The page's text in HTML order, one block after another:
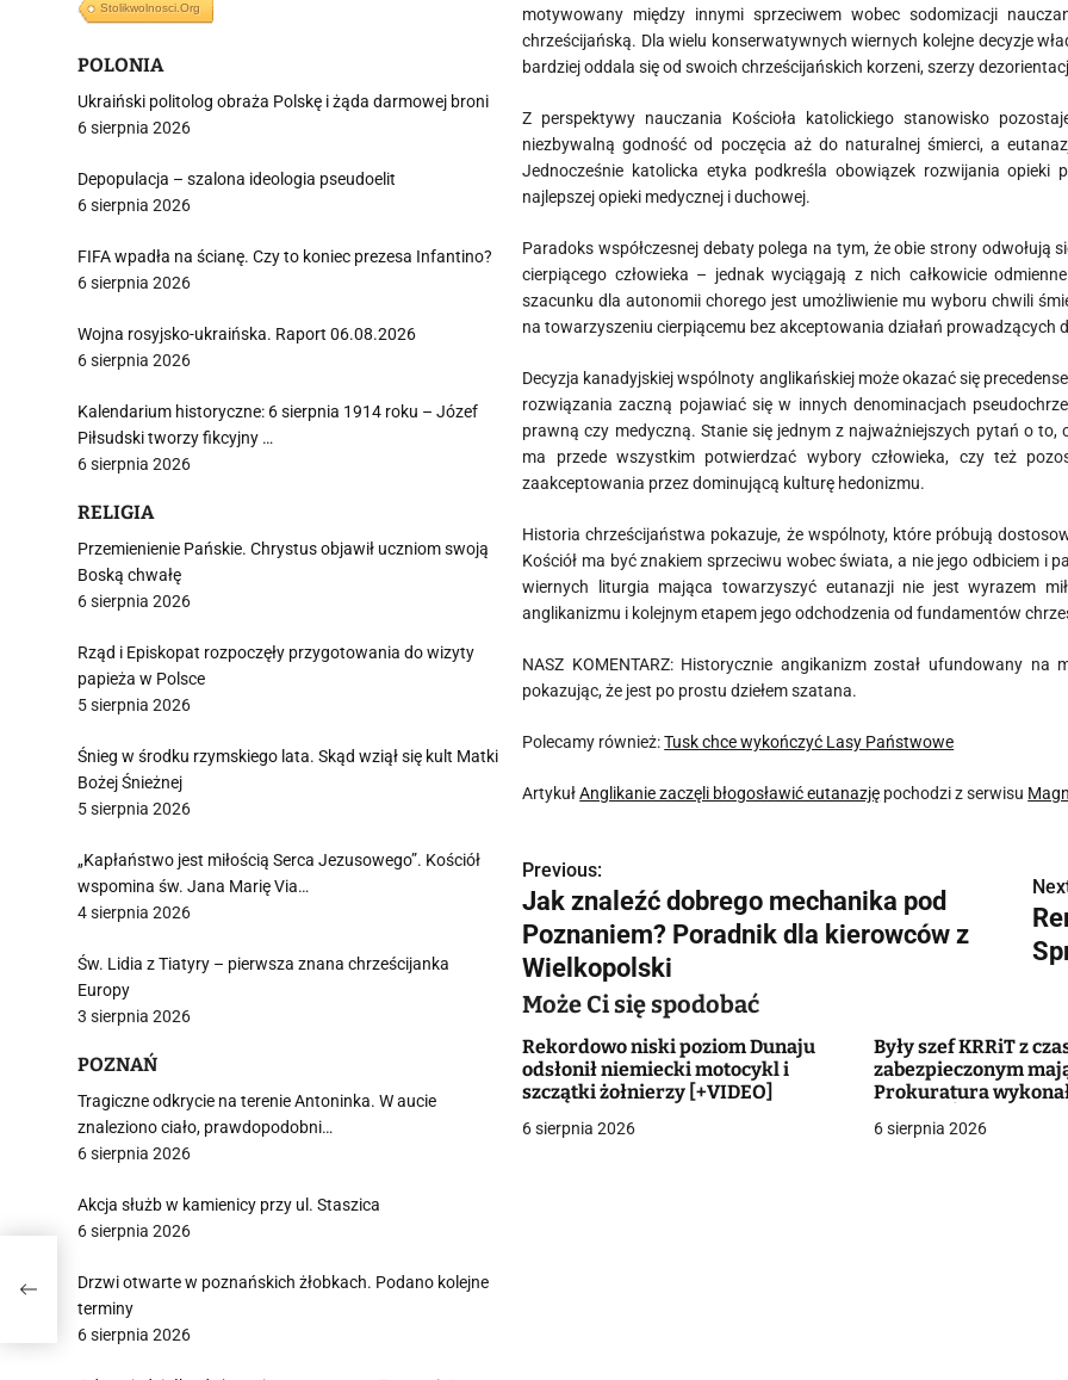
motywowany między innymi sprzeciwem wobec sodomizacji
chrześcijańską. Dla wielu konserwatywnych wiernych kolejne decyzje
bardziej oddala się od swoich chrześcijańskich korzeni, szerzy
Z perspektywy nauczania Kościoła katolickiego stanowisko
niezbywalną godność od poczęcia aż do naturalnej śmierci, a
Jednocześnie katolicka etyka podkreśla obowiązek rozwijania opieki
najlepszej opieki medycznej i duchowej.
Paradoks współczesnej debaty polega na tym, że obie strony
cierpiącego człowieka – jednak wyciągają z nich całkowicie
szacunku dla autonomii chorego jest umożliwienie mu wyboru chwili
na towarzyszeniu cierpiącemu bez akceptowania działań prowadzących
Decyzja kanadyjskiej wspólnoty anglikańskiej może okazać się
rozwiązania zaczną pojawiać się w innych denominacjach
prawną czy medyczną. Stanie się jednym z najważniejszych pytań o
ma przede wszystkim potwierdzać wybory człowieka, czy też
zaakceptowania przez dominującą kulturę hedonizmu.
Historia chrześcijaństwa pokazuje, że wspólnoty, które próbują
Kościół ma być znakiem sprzeciwu wobec świata, a nie jego odbiciem i
wiernych liturgia mająca towarzyszyć eutanazji nie jest wyrazem
anglikanizmu i kolejnym etapem jego odchodzenia od fundamentów
NASZ KOMENTARZ: Historycznie angikanizm został ufundowany na
pokazując, że jest po prostu dziełem szatana.
Polecamy również:Tusk chce wykończyć Lasy Państwowe
ArtykułAnglikanie zaczęli błogosławić eutanazję pochodzi z serwisu
N
a
w
i
g
a
Previous:
Jak znaleźć dobrego mechanika pod
Poznaniem? Poradnik dla kierowców z
Wielkopolski
Może Ci się spodobać
Rekordowo niski poziom Dunaju
odsłonił niemiecki motocykl i
szczątki żołnierzy [+VIDEO]
6 sierpnia 2026
Były szef KRRiT z
zabezpieczonym
Prokuratura
6 sierpnia 2026
Stolikwolnosci.org
POLONIA
Ukraiński politolog obraża Polskę i żąda darmowej broni
6 sierpnia 2026
Depopulacja – szalona ideologia pseudoelit
6 sierpnia 2026
FIFA wpadła na ścianę. Czy to koniec prezesa Infantino?
6 sierpnia 2026
Wojna rosyjsko-ukraińska. Raport 06.08.2026
6 sierpnia 2026
Kalendarium historyczne: 6 sierpnia 1914 roku – Józef
Piłsudski tworzy fikcyjny …
6 sierpnia 2026
RELIGIA
Przemienienie Pańskie. Chrystus objawił uczniom swoją
Boską chwałę
6 sierpnia 2026
Rząd i Episkopat rozpoczęły przygotowania do wizyty
papieża w Polsce
5 sierpnia 2026
Śnieg w środku rzymskiego lata. Skąd wziął się kult Matki
Bożej Śnieżnej
5 sierpnia 2026
„Kapłaństwo jest miłością Serca Jezusowego”. Kościół
wspomina św. Jana Marię Via…
4 sierpnia 2026
Św. Lidia z Tiatyry – pierwsza znana chrześcijanka
Europy
3 sierpnia 2026
POZNAŃ
Tragiczne odkrycie na terenie Antoninka. W aucie
znaleziono ciało, prawdopodobni…
6 sierpnia 2026
Akcja służb w kamienicy przy ul. Staszica
6 sierpnia 2026
Drzwi otwarte w poznańskich żłobkach. Podano kolejne
terminy
6 sierpnia 2026